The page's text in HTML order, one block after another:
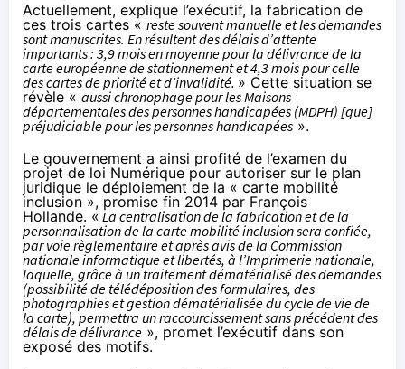
Actuellement, explique l’exécutif, la fabrication de
ces trois cartes « reste souvent manuelle et les demandes
sont manuscrites. En résultent des délais d’attente
importants : 3,9 mois en moyenne pour la délivrance de la
carte européenne de stationnement et 4,3 mois pour celle
des cartes de priorité et d’invalidité. » Cette situation se
révèle « aussi chronophage pour les Maisons
départementales des personnes handicapées (MDPH) [que]
préjudiciable pour les personnes handicapées ».
Le gouvernement a ainsi profité de l’examen du
projet de loi Numérique pour autoriser sur le plan
juridique le déploiement de la « carte mobilité
inclusion », promise fin 2014 par François
Hollande. « La centralisation de la fabrication et de la
personnalisation de la carte mobilité inclusion sera confiée,
par voie règlementaire et après avis de la Commission
nationale informatique et libertés, à l’Imprimerie nationale,
laquelle, grâce à un traitement dématérialisé des demandes
(possibilité de télédéposition des formulaires, des
photographies et gestion dématérialisée du cycle de vie de
la carte), permettra un raccourcissement sans précédent des
délais de délivrance », promet l’exécutif dans son
exposé des motifs.